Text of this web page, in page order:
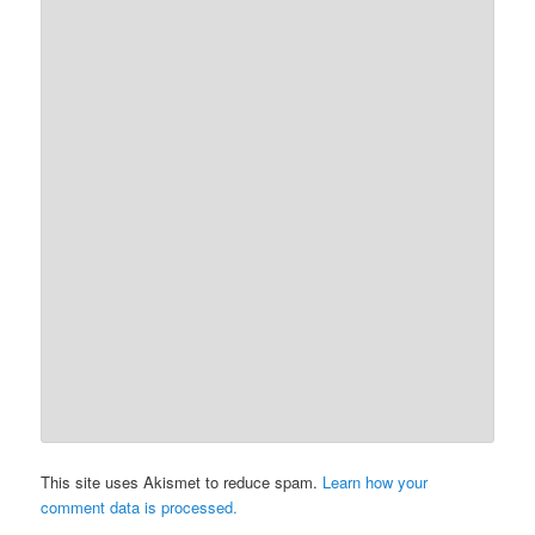
This site uses Akismet to reduce spam. Learn how your
comment data is processed.